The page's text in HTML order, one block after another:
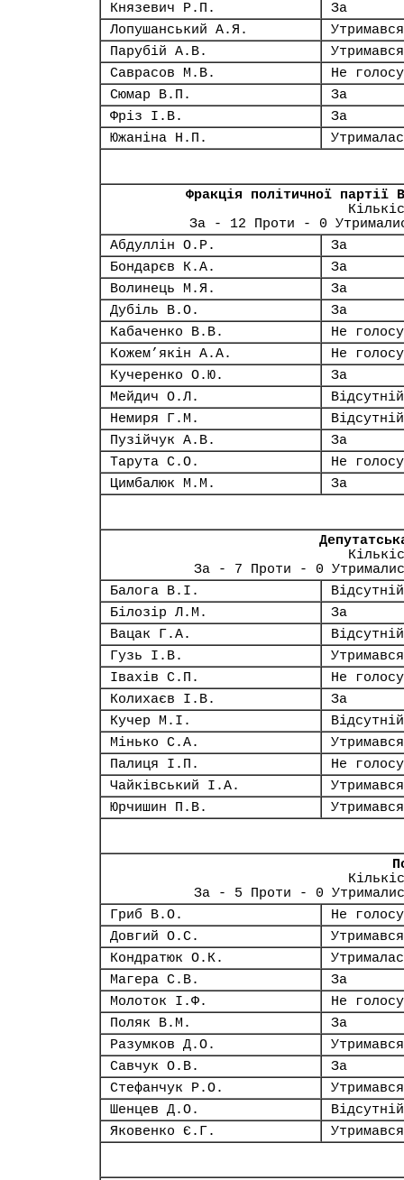
Князевич Р.П.
За
Лопушанський А.Я.
Утримався
Парубій А.В.
Утримався
Саврасов М.В.
Не
Сюмар В.П.
За
Фріз І.В.
За
Южаніна Н.П.
Фракція політичної партії
За - 12 Проти - 0
Абдуллін О.Р.
За
Бондарєв К.А.
За
Волинець М.Я.
За
Дубіль В.О.
За
Кабаченко В.В.
Не
Кожем’якін А.А.
Не
Кучеренко О.Ю.
За
Мейдич О.Л.
Відсутній
Немиря Г.М.
Відсутній
Пузійчук А.В.
За
Тарута С.О.
Не
Цимбалюк М.М.
За
За - 7 Проти - 0
Балога В.І.
Відсутній
Білозір Л.М.
За
Вацак Г.А.
Відсутній
Гузь І.В.
Утримався
Івахів С.П.
Не
Колихаєв І.В.
За
Кучер М.І.
Відсутній
Мінько С.А.
Утримався
Палиця І.П.
Не
Чайківський І.А.
Утримався
Юрчишин П.В.
Утримався
За - 5 Проти - 0
Гриб В.О.
Не
Довгий О.С.
Утримався
Кондратюк О.К.
Магера С.В.
За
Молоток І.Ф.
Не
Поляк В.М.
За
Разумков Д.О.
Утримався
Савчук О.В.
За
Стефанчук Р.О.
Утримався
Шенцев Д.О.
Відсутній
Яковенко Є.Г.
Утримався